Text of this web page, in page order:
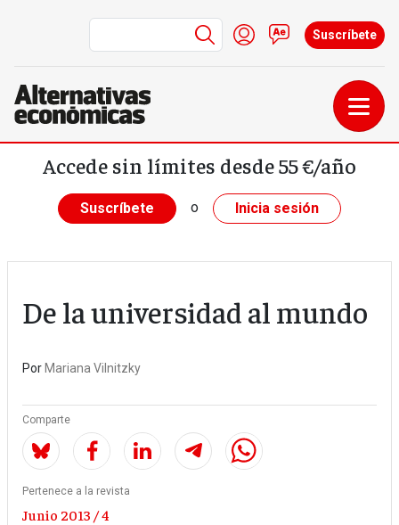
Pasar al contenido principal
Menú de cuenta de
Iniciar sesión
Contacto
Suscríbete
Accede sin límites desde 55 €/año
Suscríbete o Inicia sesión
De la universidad al mundo
Por Mariana Vilnitzky
Comparte
Pertenece a la revista
Junio 2013 / 4